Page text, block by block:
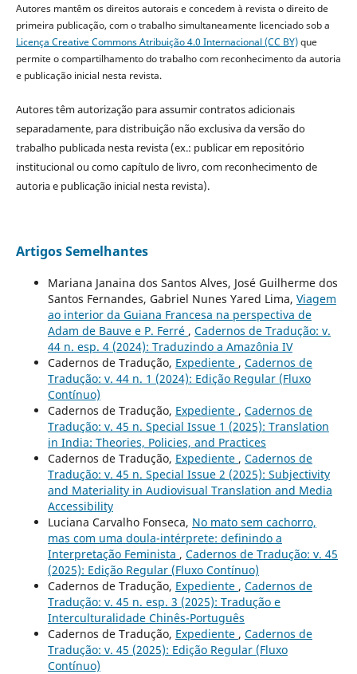
Autores mantêm os direitos autorais e concedem à revista o direito de
primeira publicação, com o trabalho simultaneamente licenciado sob a
Licença Creative Commons Atribuição 4.0 Internacional (CC BY)que
permite o compartilhamento do trabalho com reconhecimento da autoria
e publicação inicial nesta revista.
Autores têm autorização para assumir contratos adicionais
separadamente, para distribuição não exclusiva da versão do
trabalho publicada nesta revista (ex.: publicar em repositório
institucional ou como capítulo de livro, com reconhecimento de
autoria e publicação inicial nesta revista).
Artigos Semelhantes
Mariana Janaina dos Santos Alves, José Guilherme dos
Santos Fernandes, Gabriel Nunes Yared Lima, Viagem
ao interior da Guiana Francesa na perspectiva de
Adam de Bauve e P. Ferré , Cadernos de Tradução: v.
44 n. esp. 4 (2024): Traduzindo a Amazônia IV
Cadernos de Tradução, Expediente , Cadernos de
Tradução: v. 44 n. 1 (2024): Edição Regular (Fluxo
Contínuo)
Cadernos de Tradução, Expediente , Cadernos de
Tradução: v. 45 n. Special Issue 1 (2025): Translation
in India: Theories, Policies, and Practices
Cadernos de Tradução, Expediente , Cadernos de
Tradução: v. 45 n. Special Issue 2 (2025): Subjectivity
and Materiality in Audiovisual Translation and Media
Accessibility
Luciana Carvalho Fonseca, No mato sem cachorro,
mas com uma doula-intérprete: definindo a
Interpretação Feminista , Cadernos de Tradução: v. 45
(2025): Edição Regular (Fluxo Contínuo)
Cadernos de Tradução, Expediente , Cadernos de
Tradução: v. 45 n. esp. 3 (2025): Tradução e
Interculturalidade Chinês-Português
Cadernos de Tradução, Expediente , Cadernos de
Tradução: v. 45 (2025): Edição Regular (Fluxo
Contínuo)